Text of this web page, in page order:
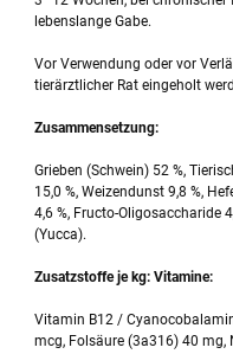
lebenslange Gabe.
Vor Verwendung oder vor
tierärztlicher Rat eingeholt
Zusammensetzung:
Grieben (Schwein) 52 %,
15,0 %, Weizendunst 9,8 %,
4,6 %, Fructo-Oligosaccharide
(Yucca).
Zusatzstoffe je kg: Vitamine:
Vitamin B12 /
mcg, Folsäure (3a316) 40